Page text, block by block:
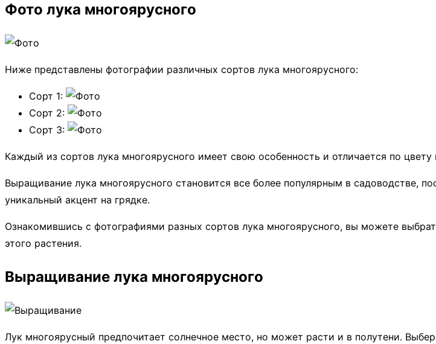
Фото лука многоярусного
Ниже представлены фотографии различных сортов лука многоярусного:
Сорт 1:
Сорт 2:
Сорт 3:
Каждый из сортов лука многоярусного имеет свою особенность и отличается по
Выращивание лука многоярусного становится все более популярным в садоводстве,
уникальный акцент на грядке.
Ознакомившись с фотографиями разных сортов лука многоярусного, вы можете
этого растения.
Выращивание лука многоярусного
Лук многоярусный предпочитает солнечное место, но может расти и в полутени.